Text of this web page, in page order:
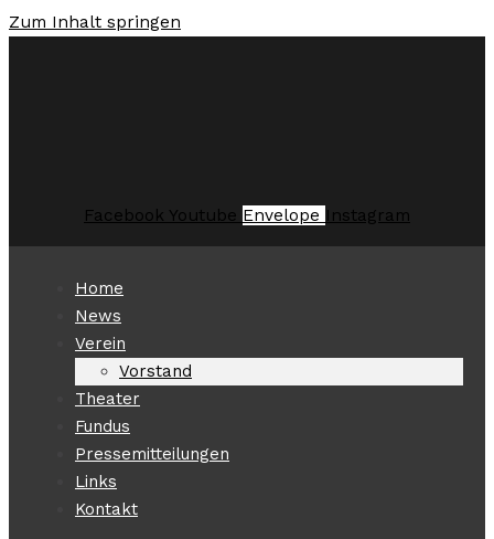
Zum Inhalt springen
Facebook Youtube Envelope Instagram
Home
News
Verein
Vorstand
Theater
Fundus
Pressemitteilungen
Links
Kontakt